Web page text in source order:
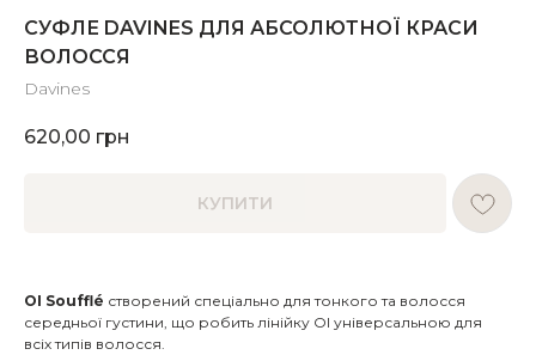
СУФЛЕ DAVINES ДЛЯ АБСОЛЮТНОЇ КРАСИ
ВОЛОССЯ
Davines
620,00 грн
КУПИТИ
OI Soufflé створений спеціально для тонкого та волосся
середньої густини, що робить лінійку OI універсальною для
всіх типів волосся.